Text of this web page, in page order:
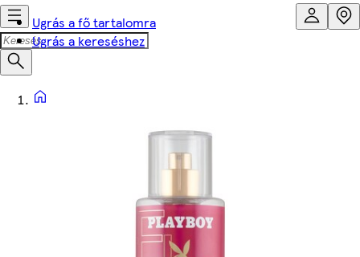
Ugrás a fő tartalomra
Ugrás a kereséshez